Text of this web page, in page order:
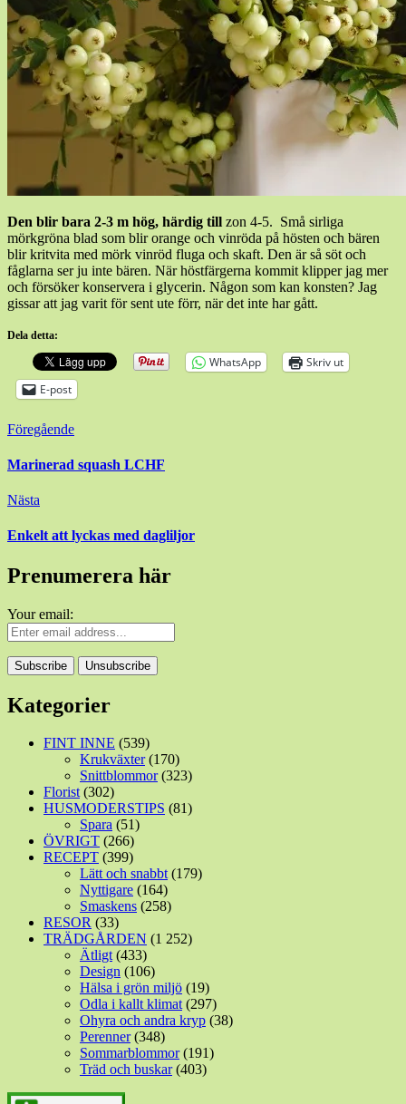
Den blir bara 2-3 m hög, härdig till zon 4-5. Små sirliga
mörkgröna blad som blir orange och vinröda på hösten och bären
blir kritvita med mörk vinröd fluga och skaft. Den är så söt och
fåglarna ser ju inte bären. När höstfärgerna kommit klipper jag mer
och försöker konservera i glycerin. Någon som kan konsten? Jag
gissar att jag varit för sent ute förr, när det inte har gått.
Dela detta:
WhatsApp
Skriv ut
E-post
Inläggsnavigering
Föregående
Marinerad squash LCHF
Nästa
Enkelt att lyckas med dagliljor
Prenumerera här
Your email:
Kategorier
FINT INNE (539)
Krukväxter(170)
Snittblommor(323)
Florist(302)
HUSMODERSTIPS (81)
Spara (51)
ÖVRIGT (266)
RECEPT (399)
Lätt och snabbt(179)
Nyttigare (164)
Smaskens (258)
RESOR (33)
TRÄDGÅRDEN (1 252)
Ätligt(433)
Design (106)
Hälsa i grön miljö (19)
Odla i kallt klimat(297)
Ohyra och andra kryp (38)
Perenner(348)
Sommarblommor(191)
Träd och buskar(403)